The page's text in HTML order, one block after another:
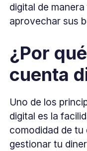
digital de
aprovechar sus
¿Por
cuenta
Uno de los
digital es la
comodidad de
gestionar tu